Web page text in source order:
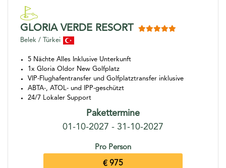
GLORIA VERDE RESORT
Belek / Türkei
5 Nächte Alles Inklusive Unterkunft
1x Gloria Oldor New Golfplatz
VIP-Flughafentransfer und Golfplatztransfer inklusive
ABTA-, ATOL- und IPP-geschützt
24/7 Lokaler Support
Pakettermine
01-10-2027 - 31-10-2027
Pro Person
€ 975